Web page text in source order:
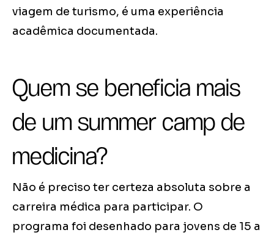
viagem de turismo, é uma experiência
acadêmica documentada.
Quem se beneficia mais
de um summer camp de
medicina?
Não é preciso ter certeza absoluta sobre a
carreira médica para participar. O
programa foi desenhado para jovens de 15 a